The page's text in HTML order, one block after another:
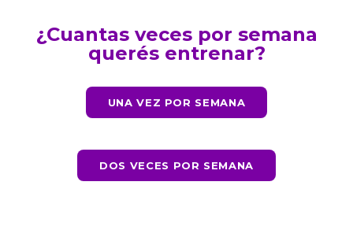
¿Cuantas veces por semana
querés entrenar?
UNA VEZ POR SEMANA
DOS VECES POR SEMANA